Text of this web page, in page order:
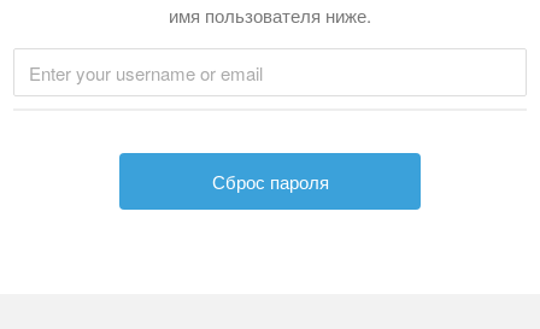
имя пользователя ниже.